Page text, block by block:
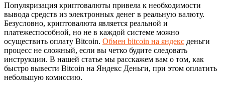
Популяризация криптовалюты привела к необходимости
вывода средств из электронных денег в реальную валюту.
Безусловно, криптовалюта является реальной и
платежеспособной, но не в каждой системе можно
осуществить оплату Bitcoin. Обмен bitcoin на яндекс деньги
процесс не сложный, если вы четко будите следовать
инструкции. В нашей статье мы расскажем вам о том, как
быстро вывести Bitcoin на Яндекс Деньги, при этом оплатить
небольшую комиссию.